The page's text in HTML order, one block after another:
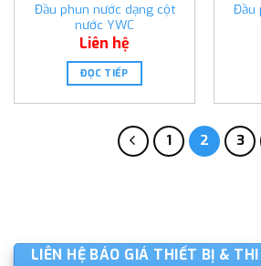
Đầu phun nước dạng cột
nước YWC
Liên hệ
ĐỌC TIẾP
Đầu
1 2 3
LIÊN HỆ BÁO GIÁ THIẾT BỊ &